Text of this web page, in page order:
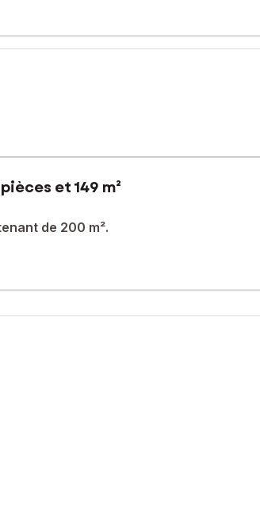
et 149 m²
de 200 m².
des voies express, maison divisée en 2
cuisine aménagée-équipée ouverte sur le
environ avec espace bureau et 4 boxes.
disponibles sur le site Géorisques :
56 67 46, E-mail : helene.pensec@safti.fr - EI